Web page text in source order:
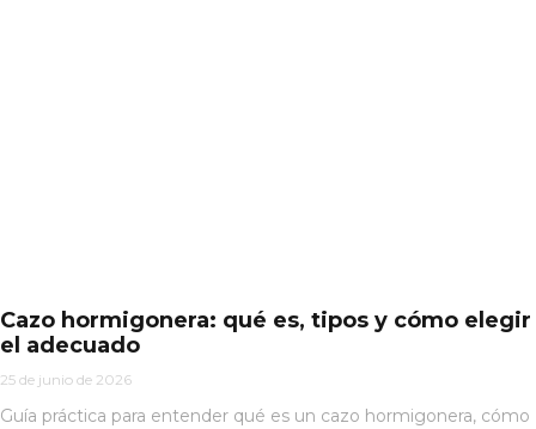
Cazo hormigonera: qué es, tipos y cómo elegir
el adecuado
25 de junio de 2026
Guía práctica para entender qué es un cazo hormigonera, cómo